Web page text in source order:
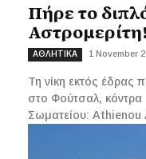
Πήρε το
Αστρομερίτη!
ΑΘΛΗΤΙΚΑ 1 November
Τη νίκη εκτός έδρας
στο Φούτσαλ, κόντρα στην
Σωματείου: